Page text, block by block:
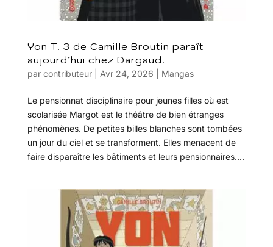
Yon T. 3 de Camille Broutin paraît
aujourd’hui chez Dargaud.
par contributeur| Avr 24, 2026 Mangas
Le pensionnat disciplinaire pour jeunes filles où est
scolarisée Margot est le théâtre de bien étranges
phénomènes. De petites billes blanches sont tombées
un jour du ciel et se transforment. Elles menacent de
faire disparaître les bâtiments et leurs pensionnaires....